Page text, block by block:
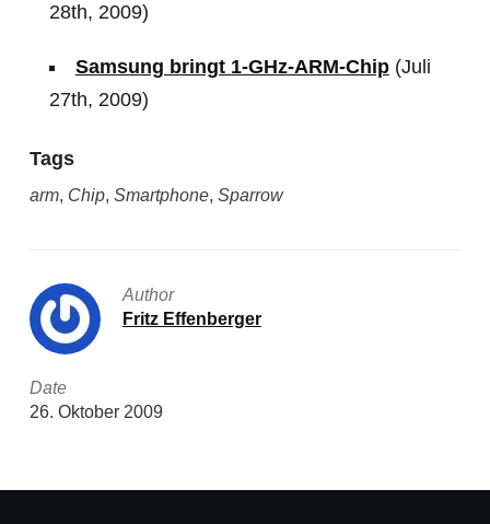
28th, 2009)
Samsung bringt 1-GHz-ARM-Chip(Juli
27th, 2009)
Tags
arm, Chip, Smartphone, Sparrow
Author
Fritz Effenberger
Date
26. Oktober 2009